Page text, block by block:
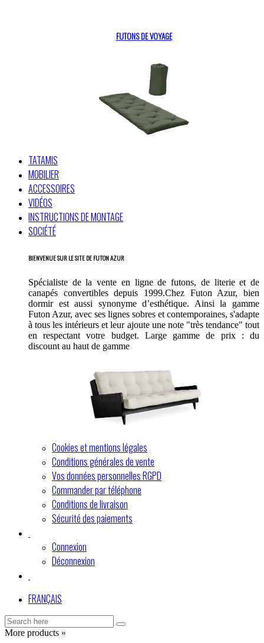
FUTONS DE VOYAGE
TATAMIS
MOBILIER
ACCESSOIRES
VIDÉOS
INSTRUCTIONS DE MONTAGE
SOCIÉTÉ
BIENVENUE SUR LE SITE DE FUTON AZUR
Spécialiste de la vente en ligne de futons, de literie et de
canapés convertibles depuis 1999.Chez Futon Azur, bien
dormir est aussi synonyme d’esthétique. Ainsi la gamme
Futon Azur, avec ses lignes sobres et contemporaines, s'adapte
à tous les intérieurs et leur ajoute une note "très tendance" tout
en respectant votre budget. Large gamme de prix : du
discount au haut de gamme
Cookies et mentions légales
Conditions générales de vente
Vos données personnelles RGPD
Commander par téléphone
Conditions de livraison
Sécurité des paiements
Connexion
Déconnexion
FRANÇAIS
More products »